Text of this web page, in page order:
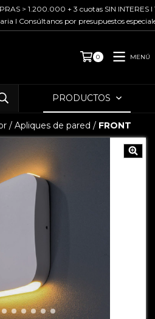
> 1.200.000 + 3 cuotas SIN INTERES I 10%
Consúltanos por presupuestos especiales
0 MENÚ
PRODUCTOS
/ Apliques de pared / FRONT